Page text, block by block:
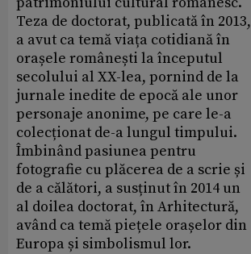
Teza de doctorat, publicată în 2013,
a avut ca temă viața cotidiană în
orașele românești la începutul
secolului al XX-lea, pornind de la
jurnale inedite de epocă ale unor
personaje anonime, pe care le-a
colecționat de-a lungul timpului.
Îmbinând pasiunea pentru
fotografie cu plăcerea de a scrie și
de a călători, a susținut în 2014 un
al doilea doctorat, în Arhitectură,
având ca temă piețele orașelor din
Europa și simbolismul lor.